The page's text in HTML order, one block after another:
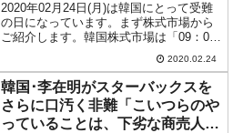
2020年02月24日(月)は韓国にとって受難
の日になっています。まず株式市場から
ご紹介します。韓国株式市場は「09：00
から15：30まで」で24日が締まりまし
た。以下がKOSPI（韓国総合株価指数）
のチャートになります（チャートは
『In...
2020.02.24
韓国･李在明がスターバックスを
さらに口汚く非難「こいつらのや
っていることは、下劣な商売人の